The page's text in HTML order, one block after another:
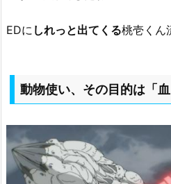
EDに しれっと出てくる桃壱くん
動物使い、その目的は「血